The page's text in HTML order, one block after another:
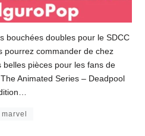
bouchées doubles pour le SDCC
pourrez commander de chez
pièces pour les fans de
Animated Series – Deadpool
marvel